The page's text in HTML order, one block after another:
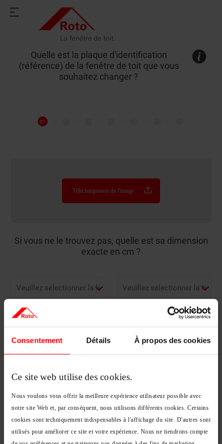
Consentement Détails À propos des cookies
Ce site web utilise des cookies.
Nous voulons vous offrir la meilleure expérience utilisateur possible avec
notre site Web et, par conséquent, nous utilisons différents cookies. Certains
cookies sont techniquement indispensables à l'affichage du site. D'autres sont
utilisés pour améliorer ce site et votre expérience. Nous ne tiendrons compte
Quelle est la plaque d'identification
(référence) de la fenêtre de toit que vous
souhaitez changer ?
Téléchargement de l'image
Si vous ne le trouvez pas, quelle est sa dimension
exacte en cm ?
Je n'ai pas cette information
Étape suivante